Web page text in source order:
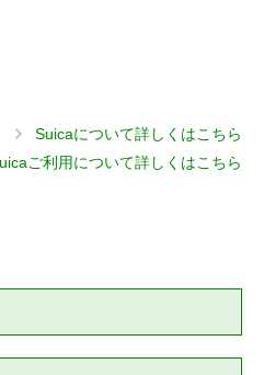
Suicaについて詳しくはこちら
ご利用について詳しくはこちら